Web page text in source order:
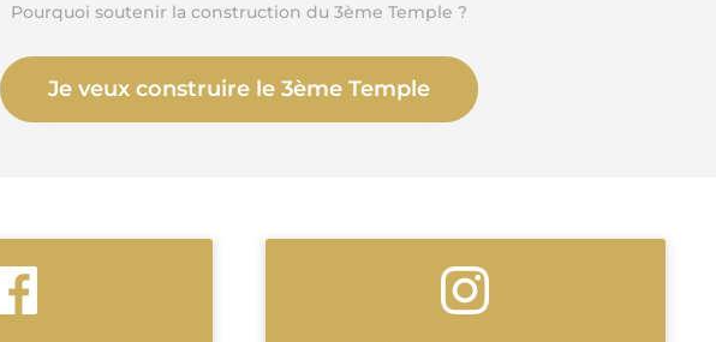
Pourquoi soutenir la construction du 3ème Temple ?
Je veux construire le 3ème Temple